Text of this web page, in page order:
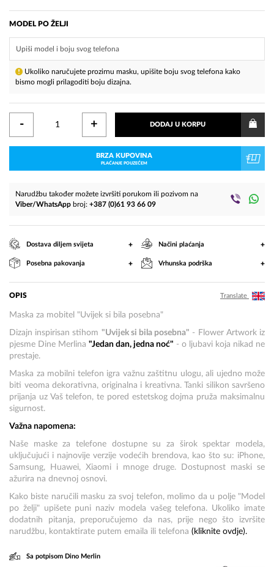
MODEL PO ŽELJI
Ukoliko naručujete prozirnu masku, upišite boju svog telefona kako
bismo mogli prilagoditi boju dizajna.
- + DODAJ U KORPU
BRZA KUPOVINA
PLAĆANJE POUZEĆEM
Narudžbu također možete izvršiti porukom ili pozivom na
Viber/WhatsApp broj: +387 (0)61 93 66 09
Dostava diljem svijeta + Načini plaćanja +
Posebna pakovanja + Vrhunska podrška +
OPIS Translate
Maska za mobitel "Uvijek si bila posebna"
Dizajn inspirisan stihom "Uvijek si bila posebna" - Flower Artwork iz
pjesme Dine Merlina "Jedan dan, jedna noć" - o ljubavi koja nikad ne
prestaje.
Maska za mobilni telefon igra važnu zaštitnu ulogu, ali ujedno može
biti veoma dekorativna, originalna i kreativna. Tanki silikon savršeno
prijanja uz Vaš telefon, te pored estetskog dojma pruža maksimalnu
sigurnost.
Važna napomena:
Naše maske za telefone dostupne su za širok spektar modela,
uključujući i najnovije verzije vodećih brendova, kao što su: iPhone,
Samsung, Huawei, Xiaomi i mnoge druge. Dostupnost maski se
ažurira na dnevnoj osnovi.
Kako biste naručili masku za svoj telefon, molimo da u polje "Model
po želji" upišete puni naziv modela vašeg telefona. Ukoliko imate
dodatnih pitanja, preporučujemo da nas, prije nego što izvršite
narudžbu, kontaktirate putem emaila ili telefona (kliknite ovdje).
Sa potpisom Dino Merlin